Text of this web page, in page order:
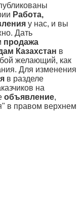
Работа,
у нас, и вы
Дать
продажа
Казахстан в
желающий, как
Для изменения
в разделе
на
объявление,
в правом верхнем